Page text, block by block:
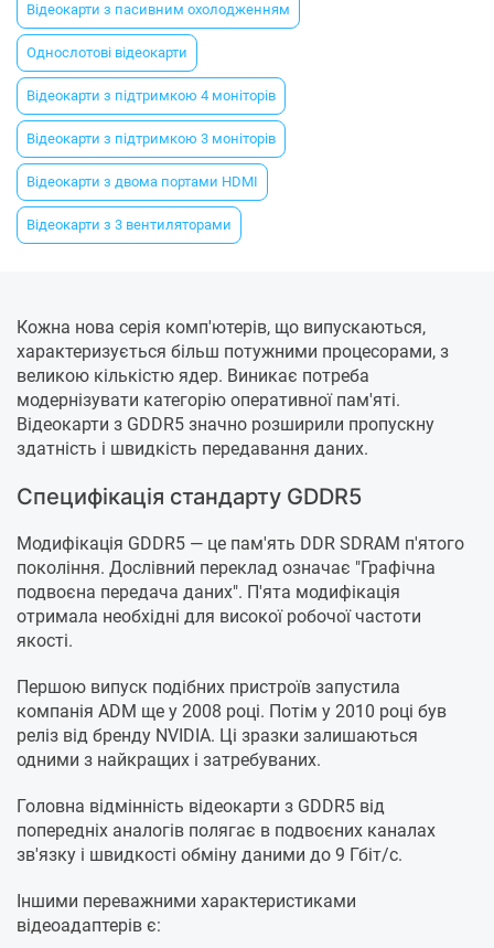
Відеокарти з пасивним охолодженням
Однослотові відеокарти
Відеокарти з підтримкою 4 моніторів
Відеокарти з підтримкою 3 моніторів
Відеокарти з двома портами HDMI
Відеокарти з 3 вентиляторами
Кожна нова серія комп'ютерів, що випускаються,
характеризується більш потужними процесорами, з
великою кількістю ядер. Виникає потреба
модернізувати категорію оперативної пам'яті.
Відеокарти з GDDR5 значно розширили пропускну
здатність і швидкість передавання даних.
Специфікація стандарту GDDR5
Модифікація GDDR5 — це пам'ять DDR SDRAM п'ятого
покоління. Дослівний переклад означає "Графічна
подвоєна передача даних". П'ята модифікація
отримала необхідні для високої робочої частоти
якості.
Першою випуск подібних пристроїв запустила
компанія ADM ще у 2008 році. Потім у 2010 році був
реліз від бренду NVIDIA. Ці зразки залишаються
одними з найкращих і затребуваних.
Головна відмінність відеокарти з GDDR5 від
попередніх аналогів полягає в подвоєних каналах
зв'язку і швидкості обміну даними до 9 Гбіт/с.
Іншими переважними характеристиками
відеоадаптерів є: